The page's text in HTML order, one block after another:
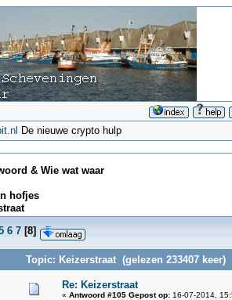
De nieuwe crypto hulp
& Wie wat waar
hofjes
6 7[8]
Topic: Keizerstraat (gelezen 233407 keer)
Re: Keizerstraat
« Antwoord #105 Gepost op:16-07-2014,